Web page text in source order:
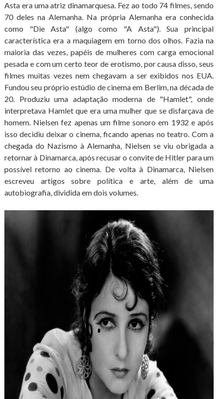
Asta era uma atriz dinamarquesa. Fez ao todo 74 filmes, sendo
70 deles na Alemanha. Na própria Alemanha era conhecida
como "Die Asta" (algo como "A Asta"). Sua principal
característica era a maquiagem em torno dos olhos. Fazia na
maioria das vezes, papéis de mulheres com carga emocional
pesada e com um certo teor de erotismo, por causa disso, seus
filmes muitas vezes nem chegavam a ser exibidos nos EUA.
Fundou seu próprio estúdio de cinema em Berlim, na década de
20. Produziu uma adaptação moderna de "Hamlet", onde
interpretava Hamlet que era uma mulher que se disfarçava de
homem. Nielsen fez apenas um filme sonoro em 1932 e após
isso decidiu deixar o cinema, ficando apenas no teatro. Com a
chegada do Nazismo à Alemanha, Nielsen se viu obrigada a
retornar à Dinamarca, após recusar o convite de Hitler para um
possível retorno ao cinema. De volta à Dinamarca, Nielsen
escreveu artigos sobre política e arte, além de uma
autobiografia, dividida em dois volumes.